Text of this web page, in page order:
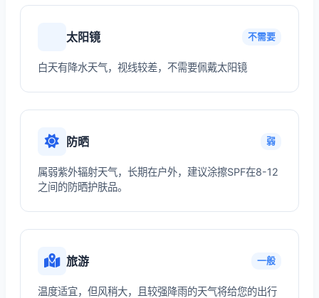
太阳镜 不需要
白天有降水天气，视线较差，不需要佩戴太阳镜
防晒 弱
属弱紫外辐射天气，长期在户外，建议涂擦SPF在8-12
之间的防晒护肤品。
旅游 一般
温度适宜，但风稍大，且较强降雨的天气将给您的出行